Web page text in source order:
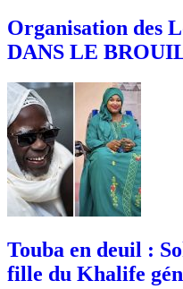
Organisation des
DANS LE
Touba en deuil :
fille du Khalife